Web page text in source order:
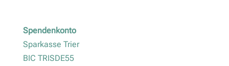
Spendenkonto
Sparkasse Trier
BIC TRISDE55